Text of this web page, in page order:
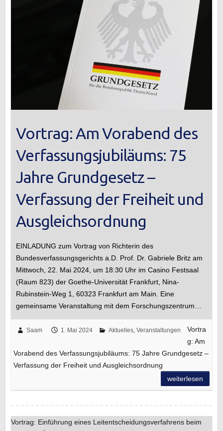
Vortrag: Am Vorabend des
Verfassungsjubiläums: 75
Jahre Grundgesetz –
Verfassung der Freiheit und
Ausgleichsordnung
EINLADUNG zum Vortrag von Richterin des
Bundesverfassungsgerichts a.D. Prof. Dr. Gabriele Britz am
Mittwoch, 22. Mai 2024, um 18:30 Uhr im Casino Festsaal
(Raum 823) der Goethe-Universität Frankfurt, Nina-
Rubinstein-Weg 1, 60323 Frankfurt am Main. Eine
gemeinsame Veranstaltung mit dem Forschungszentrum…
Saam 1. Mai 2024 Aktuelles, Veranstaltungen
Vortra
g: Am
Vorabend des Verfassungsjubiläums: 75 Jahre Grundgesetz –
Verfassung der Freiheit und Ausgleichsordnung
weiterlesen
Vortrag: Einführung eines Leitentscheidungsverfahrens beim